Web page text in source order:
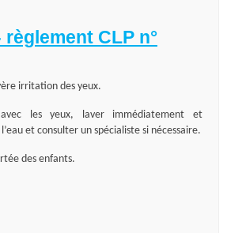
CLP n°
irritation des yeux.
les yeux, laver immédiatement et
et consulter un spécialiste si nécessaire.
des enfants.